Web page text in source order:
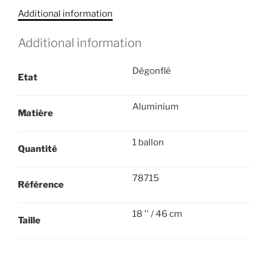
quantity
Additional information
Additional information
Etat
Dégonflé
Matière
Aluminium
Quantité
1 ballon
Référence
78715
Taille
18 '' / 46 cm